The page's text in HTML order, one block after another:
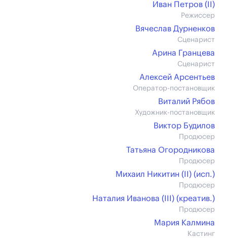
Иван Петров (II)
Режиссер
Вячеслав Дурненков
Сценарист
Арина Гранцева
Сценарист
Алексей Арсентьев
Оператор-постановщик
Виталий Рябов
Художник-постановщик
Виктор Будилов
Продюсер
Татьяна Огородникова
Продюсер
Михаил Никитин (II) (иcп.)
Продюсер
Наталия Иванова (III) (креатив.)
Продюсер
Мария Калмина
Кастинг